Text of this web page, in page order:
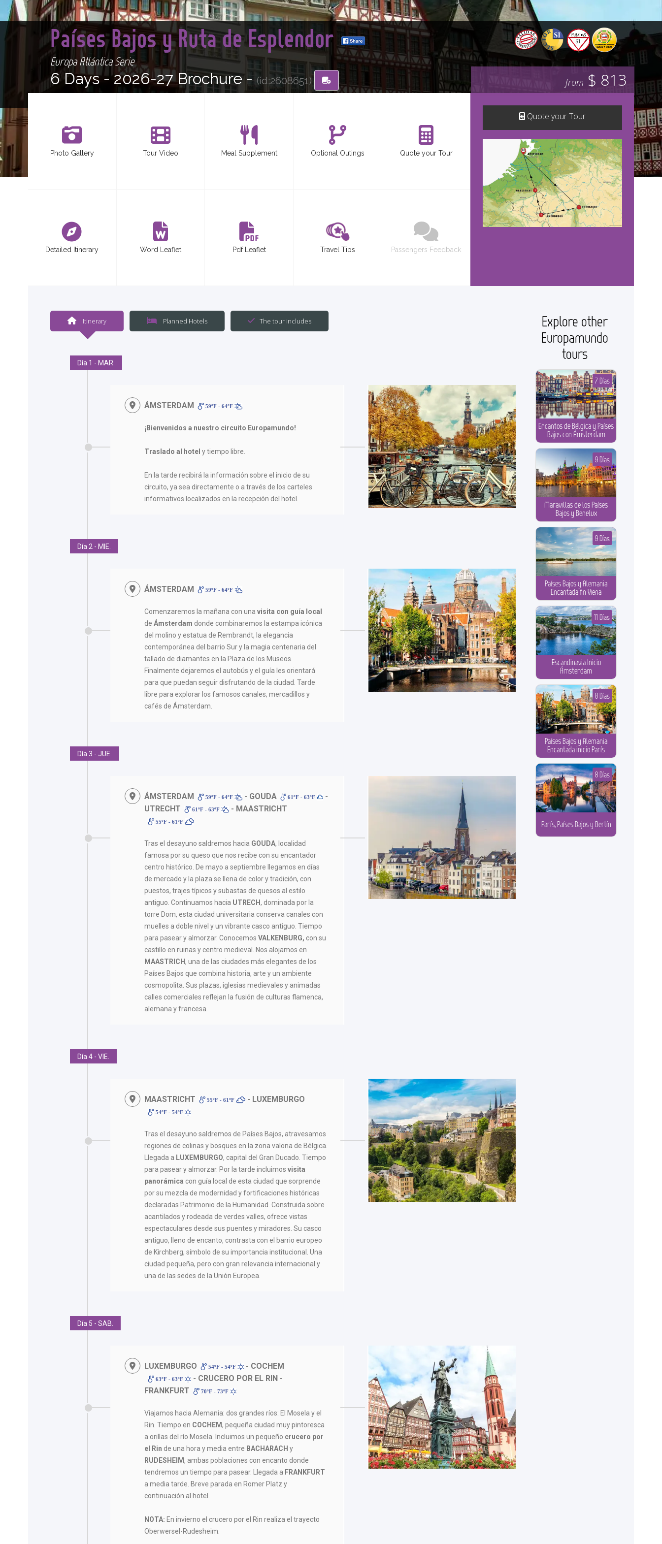
Países Bajos y Ruta de Esplendor
Europa Atlántica Serie
6 Days -2026-27 Brochure - (id:2608651)
Photo Gallery Tour Video Meal Supplement Optional Outings Quote your Tour
Detailed Itinerary Word Leaflet Pdf Leaflet Travel Tips Passengers Feedback
from $ 813
Quote your Tour
Itinerary Planned Hotels The tour includes
Día 1 - MAR.
ÁMSTERDAM 59ºF - 64ºF
¡Bienvenidos a nuestro circuito Europamundo!
Traslado al hotel y tiempo libre.
En la tarde recibirá la información sobre el inicio de su
circuito, ya sea directamente o a través de los carteles
informativos localizados en la recepción del hotel.
Día 2 - MIE.
ÁMSTERDAM 59ºF - 64ºF
Comenzaremos la mañana con unavisita con guía local
deÁmsterdam donde combinaremos la estampa icónica
del molino y estatua de Rembrandt, la elegancia
contemporánea del barrio Sur y la magia centenaria del
tallado de diamantes en la Plaza de los Museos.
Finalmente dejaremos el autobús y el guía les orientará
para que puedan seguir disfrutando de la ciudad. Tarde
libre para explorar los famosos canales, mercadillos y
cafés de Ámsterdam.
Día 3 - JUE.
ÁMSTERDAM 59ºF - 64ºF - GOUDA 61ºF - 63ºF
-
UTRECHT
61ºF - 63ºF - MAASTRICHT
55ºF - 61ºF
Tras el desayuno saldremos hacia GOUDA, localidad
famosa por su queso que nos recibe con su encantador
centro histórico. De mayo a septiembre llegamos en días
de mercado y la plaza se llena de color y tradición, con
puestos, trajes típicos y subastas de quesos al estilo
antiguo. Continuamos hacia UTRECH, dominada por la
torre Dom, esta ciudad universitaria conserva canales con
muelles a doble nivel y un vibrante casco antiguo. Tiempo
para pasear y almorzar. ConocemosVALKENBURG, con su
castillo en ruinas y centro medieval. Nos alojamos en
MAASTRICH, una de las ciudades más elegantes de los
Países Bajos que combina historia, arte y un ambiente
cosmopolita. Sus plazas, iglesias medievales y animadas
calles comerciales reflejan la fusión de culturas flamenca,
alemana y francesa.
Día 4 - VIE.
MAASTRICHT 55ºF - 61ºF - LUXEMBURGO
54ºF - 54ºF
Tras el desayuno saldremos de Países Bajos, atravesamos
regiones de colinas y bosques en la zona valona de Bélgica.
Llegada a LUXEMBURGO, capital del Gran Ducado. Tiempo
para pasear y almorzar. Por la tarde incluimosvisita
panorámica con guía local de esta ciudad que sorprende
por su mezcla de modernidad y fortificaciones históricas
declaradas Patrimonio de la Humanidad. Construida sobre
acantilados y rodeada de verdes valles, ofrece vistas
espectaculares desde sus puentes y miradores. Su casco
antiguo, lleno de encanto, contrasta con el barrio europeo
de Kirchberg, símbolo de su importancia institucional. Una
ciudad pequeña, pero con gran relevancia internacional y
una de las sedes de la Unión Europea.
Día 5 - SAB.
LUXEMBURGO 54ºF - 54ºF - COCHEM
63ºF - 63ºF
- CRUCERO POR EL RIN -
FRANKFURT
70ºF - 73ºF
Viajamos hacia Alemania: dos grandes ríos: El Mosela y el
Rin. Tiempo en COCHEM, pequeña ciudad muy pintoresca
a orillas del río Mosela. Incluimos un pequeño crucero por
el Rin de una hora y media entre BACHARACH y
RUDESHEIM, ambas poblaciones con encanto donde
tendremos un tiempo para pasear. Llegada a FRANKFURT
a media tarde. Breve parada en Romer Platz y
continuación al hotel.
NOTA: En invierno el crucero por el Rin realiza el trayecto
Oberwersel-Rudesheim.
Explore other
Europamundo
tours
Encantos de Bélgica y Países
Bajos con Ámsterdam
7 Días
Maravillas de los Países
Bajos y Benelux
9 Días
Países Bajos y Alemania
Encantada fin Viena
9 Días
Escandinavia Inicio
Ámsterdam
11 Días
Países Bajos y Alemania
Encantada inicio París
8 Días
París, Países Bajos y Berlín
8 Días